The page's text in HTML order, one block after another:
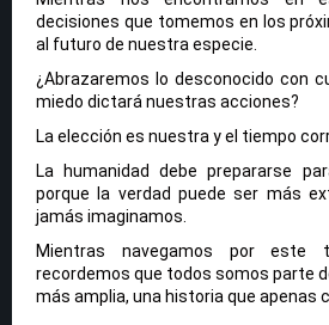
decisiones que tomemos en los
al futuro de nuestra especie.
¿Abrazaremos lo desconocido con
miedo dictará nuestras acciones?
La elección es nuestra y el tiempo
La humanidad debe prepararse
porque la verdad puede ser más
jamás imaginamos.
Mientras navegamos por este
recordemos que todos somos parte
más amplia, una historia que apenas